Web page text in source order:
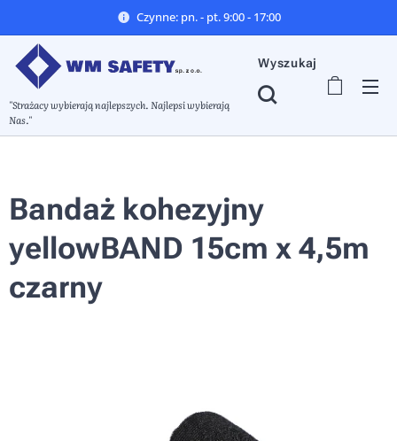
Czynne: pn. - pt. 9:00 - 17:00
"Strażacy wybierają najlepszych. Najlepsi wybierają
Nas."
Wyszukaj
Bandaż kohezyjny
yellowBAND 15cm x 4,5m
czarny